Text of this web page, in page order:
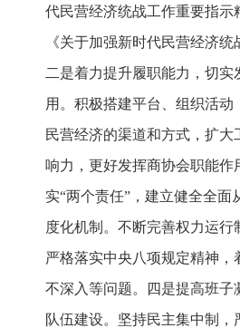
代民营经济统战工作重要指示
《关于加强新时代民营经济统
二是着力提升履职能力，切实
用。积极搭建平台、组织活动
民营经济的渠道和方式，扩大
响力，更好发挥商协会职能作
实“两个责任”，建立健全全面
度化机制。不断完善权力运行
严格落实中央八项规定精神，
不深入等问题。四是提高班子
队伍建设。坚持民主集中制，